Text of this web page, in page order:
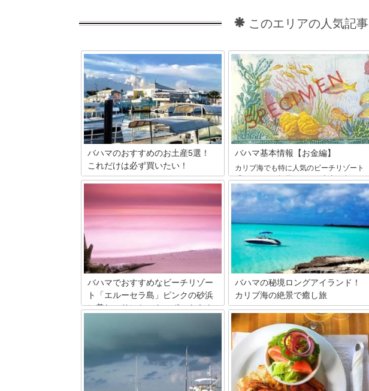
このエリアの人気記事
バハマのおすすめのお土産5選！
これだけは必ず買いたい！
青い海が魅力的なカリブ海に浮かぶバハ
しいお土産がたくさんあります。じっく
バハマ基本情報【お金編】
カリブ海でも特に人気のビーチリゾート
「バハマ」。毎日アメリカ本土の多くの
都市から渡航便が乗り入れ、マイアミか
らは大型のクルーズ船が寄港する人気の
観光地です。今回はバハマで楽しく過ご
すために必要な「お金」の情報、特に現
地での両替やチップの習慣について紹介
します。
バハマでおすすめなビーチリゾー
ト「エルーセラ島」ピンクの砂浜
に美しいサンセットスポットも！
の豪華客船が停泊できる超ラグジュアリ
ーホテルが建ち並んでいます。そんなナ
ッソーの隣に浮かんでいるのがエルーセ
ラ島。時間がゆったりと流れているこの
バハマの秘境ロングアイランド！
カリブ海の絶景で癒し旅
日本から24時間以上の長旅の行く末に広
がるカリブ海の秘境、バハマ・ロングア
イランドをご存知でしょうか。そこは世
界でも有数の美しいブルーホールがある
大自然に囲まれたとてものどかな島。観
光客も極めて少なく、世界一とも呼ばれ
る美しいビーチはほぼ独占状態！海が大
好きなネイチャー派の旅行上級者に自信